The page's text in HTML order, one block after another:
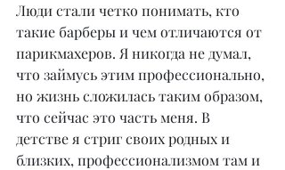
Люди стали четко понимать, кто
такие барберы и чем отличаются от
парикмахеров. Я никогда не думал,
что займусь этим профессионально,
но жизнь сложилась таким образом,
что сейчас это часть меня. В
детстве я стриг своих родных и
близких, профессионализмом там и